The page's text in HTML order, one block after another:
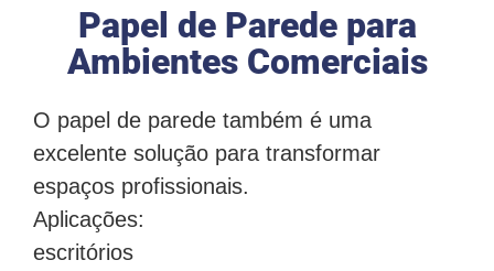
Papel de Parede para
Ambientes Comerciais
O papel de parede também é uma
excelente solução para transformar
espaços profissionais.
Aplicações:
escritórios